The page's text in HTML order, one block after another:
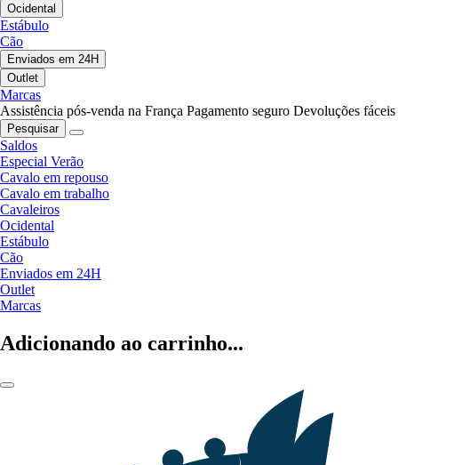
Ocidental
Estábulo
Cão
Enviados em 24H
Outlet
Marcas
Assistência pós-venda na França Pagamento seguro Devoluções fáceis
Pesquisar
Saldos
Especial Verão
Cavalo em repouso
Cavalo em trabalho
Cavaleiros
Ocidental
Estábulo
Cão
Enviados em 24H
Outlet
Marcas
Adicionando ao carrinho...